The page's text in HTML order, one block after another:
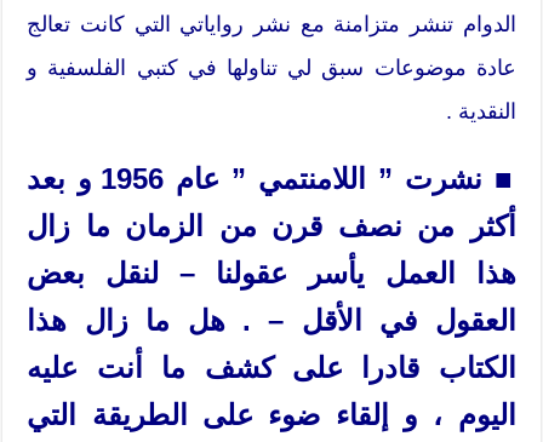
الدوام تنشر متزامنة مع نشر رواياتي التي كانت تعالج
عادة موضوعات سبق لي تناولها في كتبي الفلسفية و
النقدية .
■ نشرت ” اللامنتمي ” عام 1956 و بعد
أكثر من نصف قرن من الزمان ما زال
هذا العمل يأسر عقولنا – لنقل بعض
العقول في الأقل – . هل ما زال هذا
الكتاب قادرا على كشف ما أنت عليه
اليوم ، و إلقاء ضوء على الطريقة التي